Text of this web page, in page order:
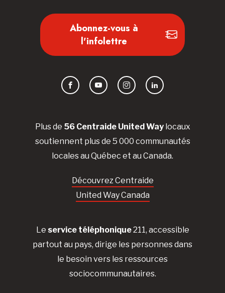
Plus de 56 Centraide United Waylocaux
soutiennent plus de 5 000 communautés
locales au Québec et au Canada.
Découvrez Centraide
United Way Canada
Le service téléphonique211, accessible
partout au pays, dirige les personnes dans
le besoin vers les ressources
sociocommunautaires.
Abonnez-vous à
l'infolettre
FacebookYouTubeInstagramLinkedIn